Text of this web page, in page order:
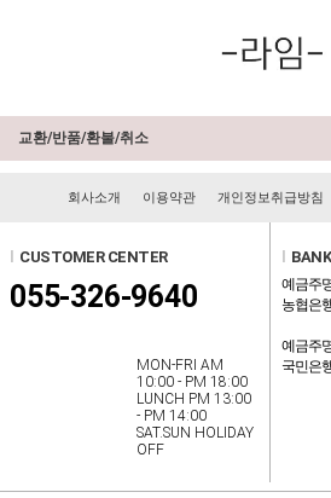
교환/반품/환불/취소
회사소개 이용약관 개인정보취급방침
CUSTOMER CENTER
055-326-9640
MON-FRI AM
10:00 - PM 18:00
LUNCH PM 13:00
- PM 14:00
SAT.SUN HOLIDAY
OFF
예금주
농협은
예금주
국민은